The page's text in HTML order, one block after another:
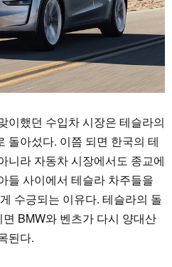
이했던 수입차 시장은 테슬라의
돌아섰다. 이쯤 되면 한국의 테
니라 자동차 시장에서도 종교에
들 사이에서 테슬라 차주들을
수긍되는 이유다. 테슬라의 돌
BMW와 벤츠가 다시 양대산
된다.